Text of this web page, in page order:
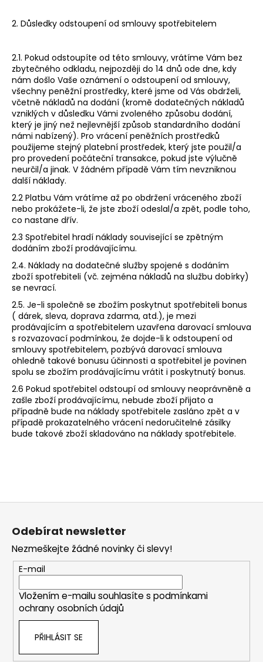
2. Důsledky odstoupení od smlouvy spotřebitelem
2.1. Pokud odstoupíte od této smlouvy, vrátíme Vám bez
zbytečného odkladu, nejpozději do 14 dnů ode dne, kdy
nám došlo Vaše oznámení o odstoupení od smlouvy,
všechny peněžní prostředky, které jsme od Vás obdrželi,
včetně nákladů na dodání (kromě dodatečných nákladů
vzniklých v důsledku Vámi zvoleného způsobu dodání,
který je jiný než nejlevnější způsob standardního dodání
námi nabízený). Pro vrácení peněžních prostředků
použijeme stejný platební prostředek, který jste použil/a
pro provedení počáteční transakce, pokud jste výlučně
neurčil/a jinak. V žádném případě Vám tím nevzniknou
další náklady.
2.2 Platbu Vám vrátíme až po obdržení vráceného zboží
nebo prokážete-li, že jste zboží odeslal/a zpět, podle toho,
co nastane dřív.
2.3 Spotřebitel hradí náklady související se zpětným
dodáním zboží prodávajícímu.
2.4. Náklady na dodatečné služby spojené s dodáním
zboží spotřebiteli (vč. zejména nákladů na službu dobírky)
se nevrací.
2.5. Je-li společně se zbožím poskytnut spotřebiteli bonus
( dárek, sleva, doprava zdarma, atd.), je mezi
prodávajícím a spotřebitelem uzavřena darovací smlouva
s rozvazovací podmínkou, že dojde-li k odstoupení od
smlouvy spotřebitelem, pozbývá darovací smlouva
ohledně takové bonusu účinnosti a spotřebitel je povinen
spolu se zbožím prodávajícímu vrátit i poskytnutý bonus.
2.6 Pokud spotřebitel odstoupí od smlouvy neoprávněně a
zašle zboží prodávajícímu, nebude zboží přijato a
případně bude na náklady spotřebitele zasláno zpět a v
případě prokazatelného vrácení nedoručitelné zásilky
bude takové zboží skladováno na náklady spotřebitele.
II
190
Kč
Z
Odebírat newsletter
Nezmeškejte žádné novinky či slevy!
E-mail
Vložením e-mailu souhlasíte s podmínkami
ochrany osobních údajů
PŘIHLÁSIT SE